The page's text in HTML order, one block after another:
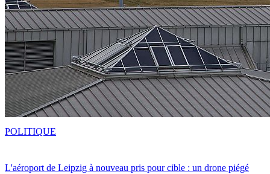
L'aéroport de Leipzig à nouveau pris pour cible : un drone piégé
POLITIQUE